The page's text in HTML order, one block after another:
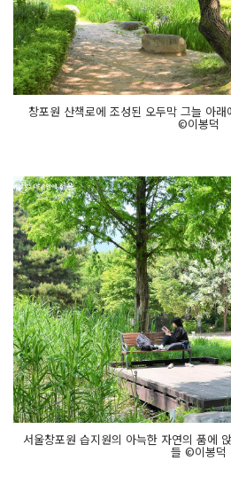
창포원 산책로에 조성된 오두막 그늘 아
©이봉덕
서울창포원 습지원의 아늑한 자연의 품에
들 ©이봉덕